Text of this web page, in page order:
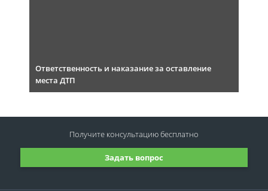
Ответственность и наказание за оставление
места ДТП
Задать вопрос
Получите консультациюбесплатно